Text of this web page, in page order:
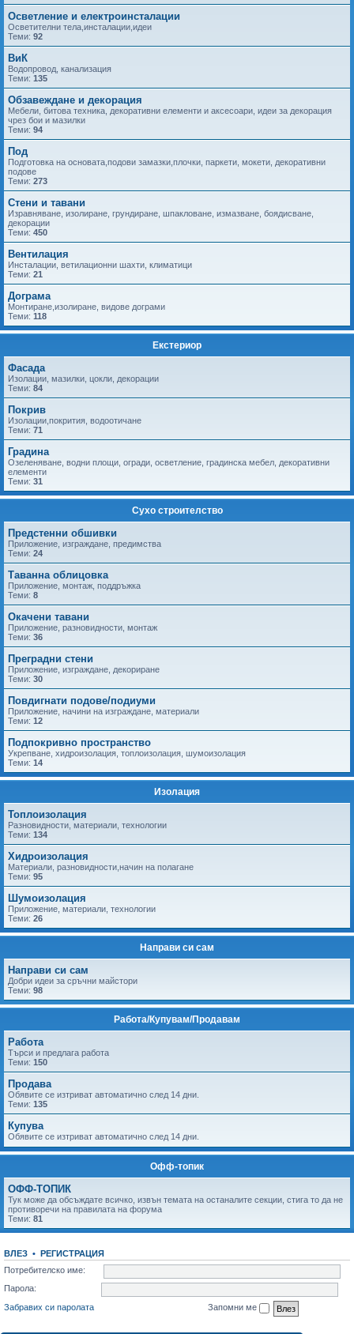
Осветление и електроинсталации
Осветителни тела,инсталации,идеи
Теми: 92
ВиК
Водопровод, канализация
Теми: 135
Обзавеждане и декорация
Мебели, битова техника, декоративни елементи и аксесоари, идеи за декорация
чрез бои и мазилки
Теми: 94
Под
Подготовка на основата,подови замазки,плочки, паркети, мокети, декоративни
подове
Теми: 273
Стени и тавани
Изравняване, изолиране, грундиране, шпакловане, измазване, боядисване,
декорации
Теми: 450
Вентилация
Инсталации, ветилационни шахти, климатици
Теми: 21
Дограма
Монтиране,изолиране, видове дограми
Теми: 118
Екстериор
Фасада
Изолации, мазилки, цокли, декорации
Теми: 84
Покрив
Изолации,покрития, водоотичане
Теми: 71
Градина
Озеленяване, водни площи, огради, осветление, градинска мебел, декоративни
елементи
Теми: 31
Сухо строителство
Предстенни обшивки
Приложение, изграждане, предимства
Теми: 24
Таванна облицовка
Приложение, монтаж, поддръжка
Теми: 8
Окачени тавани
Приложение, разновидности, монтаж
Теми: 36
Преградни стени
Приложение, изграждане, декориране
Теми: 30
Повдигнати подове/подиуми
Приложение, начини на изграждане, материали
Теми: 12
Подпокривно пространство
Укрепване, хидроизолация, топлоизолация, шумоизолация
Теми: 14
Изолация
Топлоизолация
Разновидности, материали, технологии
Теми: 134
Хидроизолация
Материали, разновидности,начин на полагане
Теми: 95
Шумоизолация
Приложение, материали, технологии
Теми: 26
Направи си сам
Направи си сам
Добри идеи за сръчни майстори
Теми: 98
Работа/Купувам/Продавам
Работа
Tърси и предлага работа
Теми: 150
Продава
Обявите се изтриват автоматично след 14 дни.
Теми: 135
Купува
Обявите се изтриват автоматично след 14 дни.
Офф-топик
ОФФ-ТОПИК
Тук може да обсъждате всичко, извън темата на останалите секции, стига то да не
противоречи на правилата на форума
Теми: 81
ВЛЕЗ • РЕГИСТРАЦИЯ
Потребителско име:
Парола:
Забравих си паролата
Запомни ме